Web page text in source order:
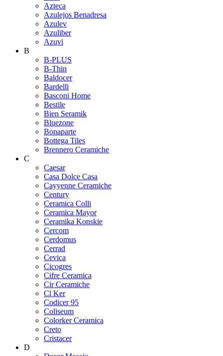
Azteca
Azulejos Benadresa
Azulev
Azuliber
Azuvi
B
B-PLUS
B-Thin
Baldocer
Bardelli
Basconi Home
Bestile
Bien Seramik
Bluezone
Bonaparte
Bottega Tiles
Brennero Ceramiche
C
Caesar
Casa Dolce Casa
Cayyenne Ceramiche
Century
Ceramica Colli
Ceramica Mayor
Ceramika Konskie
Cercom
Cerdomus
Cerrad
Cevica
Cicogres
Cifre Ceramica
Cir Ceramiche
Cl Ker
Codicer 95
Coliseum
Colorker Ceramica
Creto
Cristacer
D